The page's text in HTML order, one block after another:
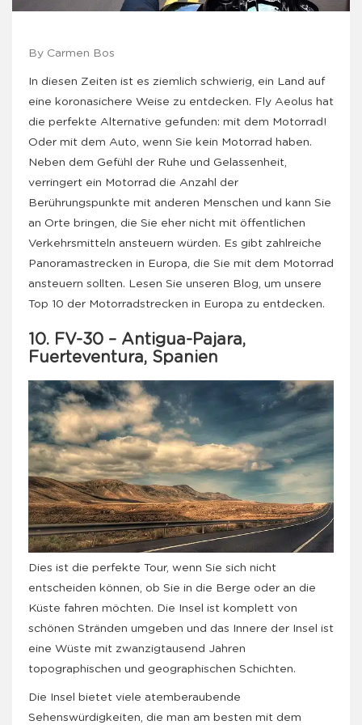
By Carmen Bos
In diesen Zeiten ist es ziemlich schwierig, ein Land auf
eine koronasichere Weise zu entdecken. Fly Aeolus hat
die perfekte Alternative gefunden: mit dem Motorrad!
Oder mit dem Auto, wenn Sie kein Motorrad haben.
Neben dem Gefühl der Ruhe und Gelassenheit,
verringert ein Motorrad die Anzahl der
Berührungspunkte mit anderen Menschen und kann Sie
an Orte bringen, die Sie eher nicht mit öffentlichen
Verkehrsmitteln ansteuern würden. Es gibt zahlreiche
Panoramastrecken in Europa, die Sie mit dem Motorrad
ansteuern sollten. Lesen Sie unseren Blog, um unsere
Top 10 der Motorradstrecken in Europa zu entdecken.
10. FV-30 – Antigua-Pajara,
Fuerteventura, Spanien
Dies ist die perfekte Tour, wenn Sie sich nicht
entscheiden können, ob Sie in die Berge oder an die
Küste fahren möchten. Die Insel ist komplett von
schönen Stränden umgeben und das Innere der Insel ist
eine Wüste mit zwanzigtausend Jahren
topographischen und geographischen Schichten.
Die Insel bietet viele atemberaubende
Sehenswürdigkeiten, die man am besten mit dem